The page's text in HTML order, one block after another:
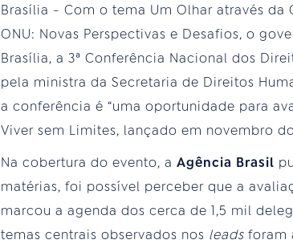
Brasília - Com o tema Um Olhar através
ONU: Novas Perspectivas e Desafios, o
Brasília, a 3ª Conferência Nacional dos
pela ministra da Secretaria de Direitos
a conferência é “uma oportunidade para
Viver sem Limites, lançado em novembro
Na cobertura do evento, a Agência Brasil
matérias, foi possível perceber que a
marcou a agenda dos cerca de 1,5 mil
temas centrais observados nos leads foram